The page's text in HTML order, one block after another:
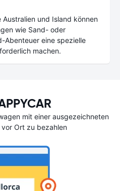
und Island können
wie Sand- oder
Abenteuer eine spezielle
machen.
mit einer ausgezeichneten
Ort zu bezahlen